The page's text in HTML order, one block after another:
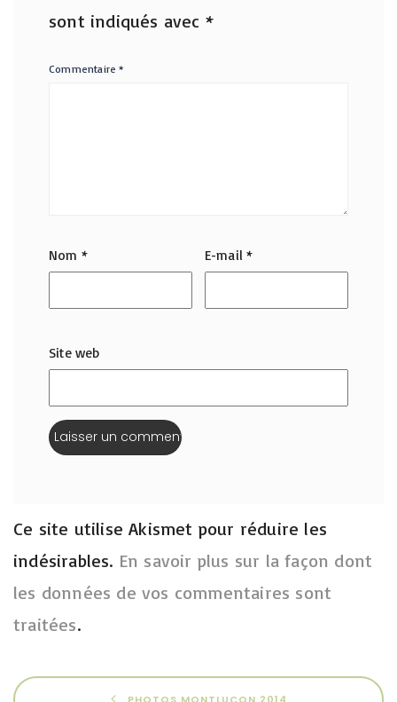
sont indiqués avec *
Commentaire*
Nom * E-mail*
Site web
Ce site utilise Akismet pour réduire les
indésirables. En savoir plus sur la façon dont
les données de vos commentaires sont
traitées.
PHOTOS MONTLUÇON 2014